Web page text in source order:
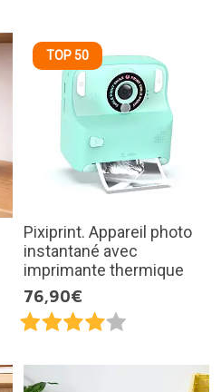
TOP 50
Pixiprint. Appareil photo
instantané avec
imprimante thermique
76,90€